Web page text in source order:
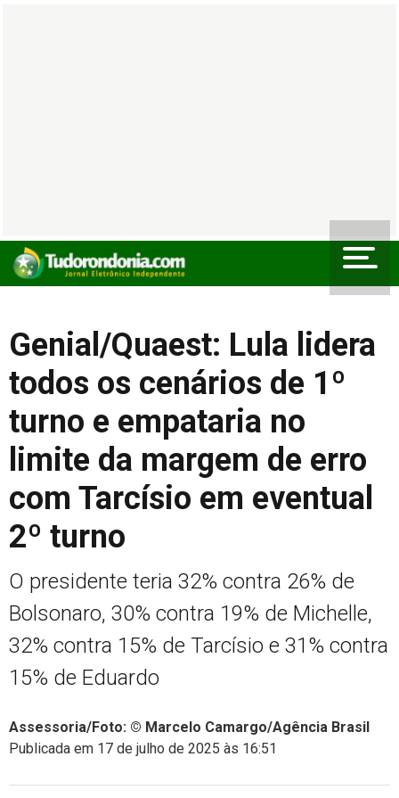
Genial/Quaest: Lula lidera
todos os cenários de 1º
turno e empataria no
limite da margem de erro
com Tarcísio em eventual
2º turno
O presidente teria 32% contra 26% de
Bolsonaro, 30% contra 19% de Michelle,
32% contra 15% de Tarcísio e 31% contra
15% de Eduardo
Assessoria/Foto: © Marcelo Camargo/Agência Brasil
Publicada em 17 de julho de 2025 às 16:51